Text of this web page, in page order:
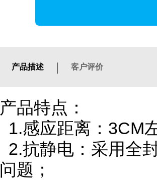
产品描述 | 客户评价
产品特点：
1.感应距离：3CM
2.抗静电：采用全
问题；